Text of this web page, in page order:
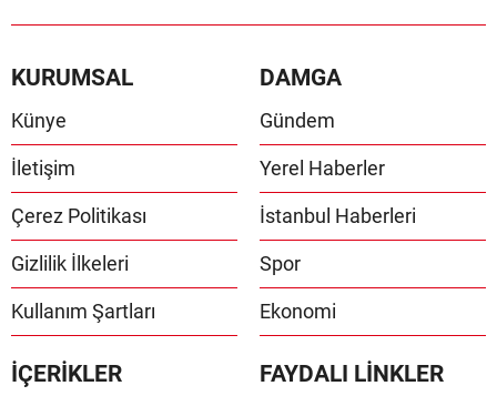
KURUMSAL
Künye
İletişim
Çerez Politikası
Gizlilik İlkeleri
Kullanım Şartları
DAMGA
Gündem
Yerel Haberler
İstanbul Haberleri
Spor
Ekonomi
İÇERİKLER FAYDALI LİNKLER